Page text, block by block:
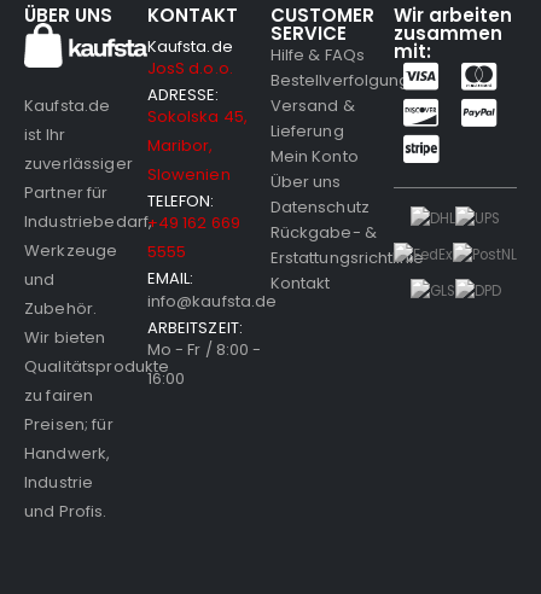
ÜBER UNS
Kaufsta.de
ist Ihr
zuverlässiger
Partner für
Industriebedarf,
Werkzeuge
und
Zubehör.
Wir bieten
Qualitätsprodukte
zu fairen
Preisen; für
Handwerk,
Industrie
und Profis.
KONTAKT
Kaufsta.de
JosS d.o.o.
ADRESSE:
Sokolska 45,
Maribor,
Slowenien
TELEFON:
+49 162 669
5555
EMAIL:
info@kaufsta.de
ARBEITSZEIT:
Mo - Fr / 8:00 -
16:00
CUSTOMER
SERVICE
Hilfe & FAQs
Bestellverfolgung
Versand &
Lieferung
Mein Konto
Über uns
Datenschutz
Rückgabe- &
Erstattungsrichtlinie
Kontakt
Wir arbeiten
zusammen
mit: